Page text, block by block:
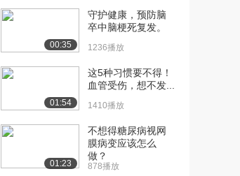
[10] 呼吸系统疾病：第6节
支气管扩张：
3.8万播放
41:49
[11] 呼吸系统疾病：第6节
45:00
[12] 呼吸系统疾病：第7节
41:33
00:35
守护健康，预防脑
卒中脑梗死复发。
1236播放
01:54
这5种习惯要不得！
血管受伤，想不发...
1410播放
01:23
不想得糖尿病视网
膜病变应该怎么
做？
878播放